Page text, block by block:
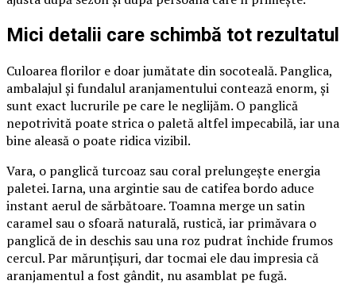
Mici detalii care schimbă tot rezultatul
Culoarea florilor e doar jumătate din socoteală. Panglica,
ambalajul și fundalul aranjamentului contează enorm, și
sunt exact lucrurile pe care le neglijăm. O panglică
nepotrivită poate strica o paletă altfel impecabilă, iar una
bine aleasă o poate ridica vizibil.
Vara, o panglică turcoaz sau coral prelungește energia
paletei. Iarna, una argintie sau de catifea bordo aduce
instant aerul de sărbătoare. Toamna merge un satin
caramel sau o sfoară naturală, rustică, iar primăvara o
panglică de in deschis sau una roz pudrat închide frumos
cercul. Par mărunțișuri, dar tocmai ele dau impresia că
aranjamentul a fost gândit, nu asamblat pe fugă.